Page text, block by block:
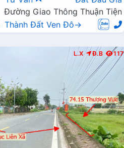
Đường Giao Thông Thuận Tiện
Thành Đất Ven Đô→
L.X Đ.B 117